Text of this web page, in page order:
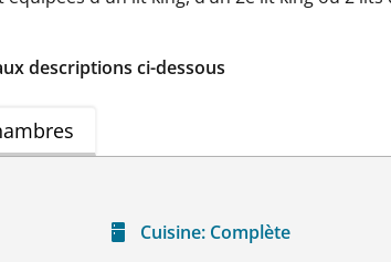
descriptions ci-dessous
Cuisine: Complète